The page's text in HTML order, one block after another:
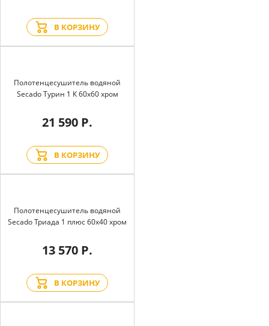
В КОРЗИНУ
Полотенцесушитель водяной
Secado Турин 1 К 60x60 хром
21 590 Р.
В КОРЗИНУ
Полотенцесушитель водяной
Secado Триада 1 плюс 60x40 хром
13 570 Р.
В КОРЗИНУ